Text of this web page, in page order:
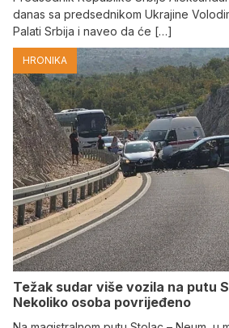
danas sa predsednikom Ukrajine
Palati Srbija i naveo da će […]
HRONIKA
Težak sudar više vozila na putu
Nekoliko osoba povrijeđeno